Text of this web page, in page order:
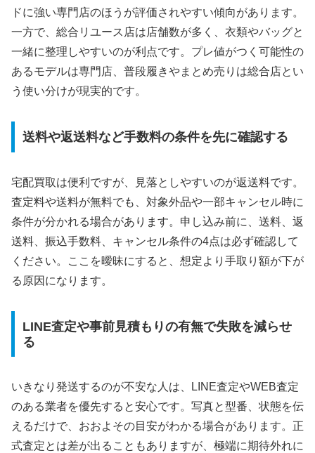
ドに強い専門店のほうが評価されやすい傾向があります。
一方で、総合リユース店は店舗数が多く、衣類やバッグと
一緒に整理しやすいのが利点です。プレ値がつく可能性の
あるモデルは専門店、普段履きやまとめ売りは総合店とい
う使い分けが現実的です。
送料や返送料など手数料の条件を先に確認する
宅配買取は便利ですが、見落としやすいのが返送料です。
査定料や送料が無料でも、対象外品や一部キャンセル時に
条件が分かれる場合があります。申し込み前に、送料、返
送料、振込手数料、キャンセル条件の4点は必ず確認して
ください。ここを曖昧にすると、想定より手取り額が下が
る原因になります。
LINE査定や事前見積もりの有無で失敗を減らせ
る
いきなり発送するのが不安な人は、LINE査定やWEB査定
のある業者を優先すると安心です。写真と型番、状態を伝
えるだけで、おおよその目安がわかる場合があります。正
式査定とは差が出ることもありますが、極端に期待外れに